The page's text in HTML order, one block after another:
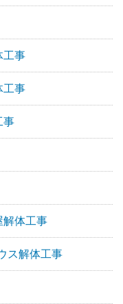
工事
工事
事
解体工事
ス解体工事